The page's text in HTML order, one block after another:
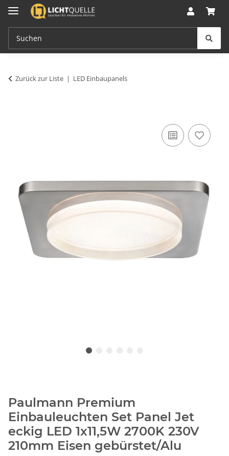
Zurück zur Liste LED Einbaupanels
Paulmann Premium
Einbauleuchten Set Panel Jet
eckig LED 1x11,5W 2700K 230V
210mm Eisen gebürstet/Alu